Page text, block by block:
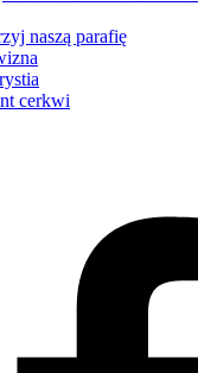
naszą parafię
cerkwi